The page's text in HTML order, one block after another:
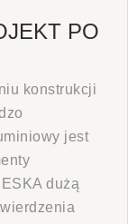
PO
konstrukcji
jest
dużą